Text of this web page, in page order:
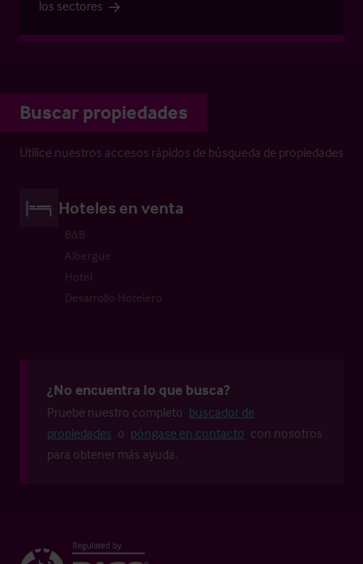
los sectores
Buscar propiedades
Utilice nuestros accesos rápidos de búsqueda de propiedades
Hoteles en venta
B&B
Albergue
Hotel
Desarrollo Hotelero
¿No encuentra lo que busca?
Pruebe nuestro completo buscador de
propiedades o póngase en contacto con nosotros
para obtener más ayuda.